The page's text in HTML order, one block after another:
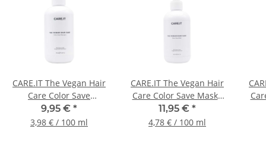
CARE.IT The Vegan Hair
Care Color Save
Shampoo 250ml
9,95 € *
3,98 € / 100 ml
CARE.IT The Vegan Hair
Care Color Save Maske
250ml
11,95 € *
4,78 € / 100 ml